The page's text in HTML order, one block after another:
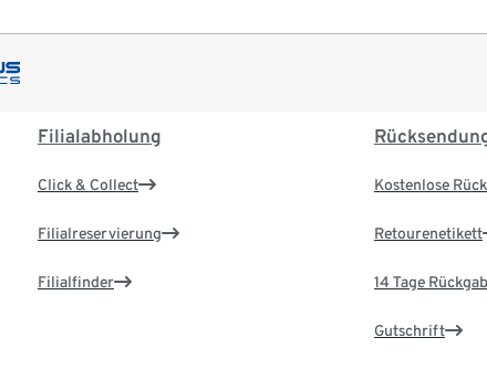
Filialabholung
Click & Collect
Filialreservierung
Filialfinder
Kostenlose
Retourenetikett
14 Tage
Gutschrift